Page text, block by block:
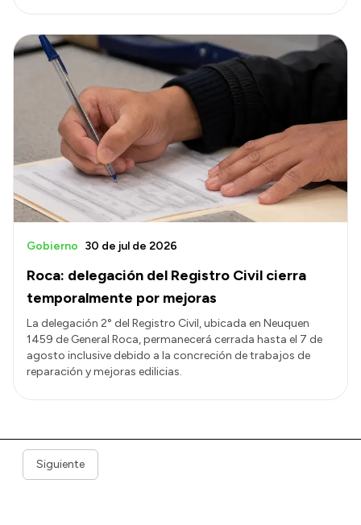
Roca: delegación del Registro Civil cierra
temporalmente por mejoras
Gobierno 30 de jul de 2026
La delegación 2° del Registro Civil, ubicada en Neuquen
1459 de General Roca, permanecerá cerrada hasta el 7 de
agosto inclusive debido a la concreción de trabajos de
reparación y mejoras edilicias.
Siguiente